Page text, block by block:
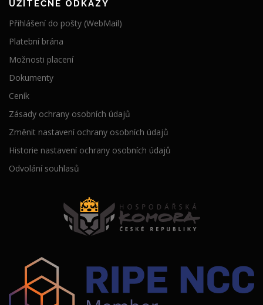
UŽITEČNÉ ODKAZY
Přihlášení do pošty (WebMail)
Platební brána
Možnosti placení
Dokumenty
Ceník
Zásady ochrany osobních údajů
Změnit nastavení ochrany osobních údajů
Historie nastavení ochrany osobních údajů
Odvolání souhlasů